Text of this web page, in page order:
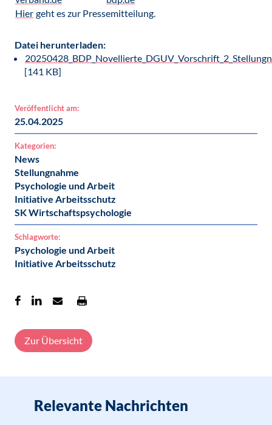
Hier geht es zur Pressemitteilung.
Datei herunterladen:
[141 KB]
Veröffentlicht am:
25.04.2025
Kategorien:
News
Stellungnahme
Psychologie und Arbeit
Initiative Arbeitsschutz
SK Wirtschaftspsychologie
Schlagworte:
Psychologie und Arbeit
Initiative Arbeitsschutz
Zur Übersicht
Relevante Nachrichten